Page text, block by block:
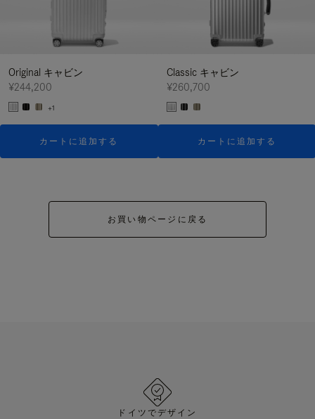
Original キャビン
¥244,200
+1
カートに追加する
Classic キャビン
¥260,700
カートに追加する
お買い物ページに戻る
ドイツでデザイン